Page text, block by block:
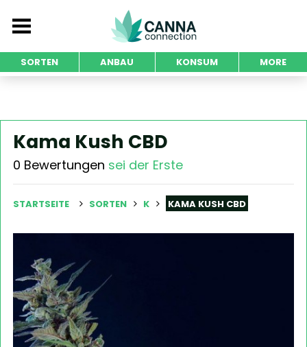
SORTEN ANBAU KONSUM MORE
Kama Kush CBD
0 Bewertungen sei der Erste
STARTSEITE SORTEN K KAMA KUSH CBD